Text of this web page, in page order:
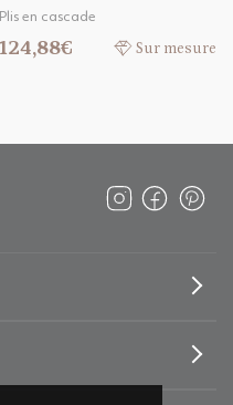
Plis en cascade
124,88€ Sur mesure